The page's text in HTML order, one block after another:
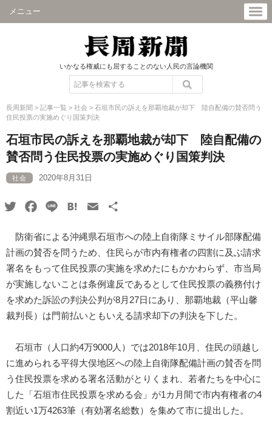
メニュー
いかなる権威にも屈することのない人民の言論機関
長周新聞 > 記事一覧 > 社会 > 石垣市民の訴えを那覇地裁が却下 陸自配備の賛否問う
住民投票の実施めぐり国策判決
石垣市民の訴えを那覇地裁が却下 陸自配備の
賛否問う住民投票の実施めぐり国策判決
社会 2020年8月31日
TwitterFacebook
Line HatenaEmail
防衛省による沖縄県石垣市への陸上自衛隊ミサイル部隊配備
計画の賛否を問うため、住民らが市内有権者の四割に及ぶ請求
署名をもって住民投票の実施を求めたにもかかわらず、市当局
が実施しないことは条例違反であるとして住民投票の義務付け
を求めた訴訟の判決公判が8月27日にあり、那覇地裁（平山馨
裁判長）は門前払いともいえる請求却下の判決を下した。
石垣市（人口約4万9000人）では2018年10月、住民の頭越し
に進められる平得大俣地区への陸上自衛隊配備計画の賛否を問
う住民投票を求める署名活動がとりくまれ、若者たちを中心に
した「石垣市住民投票を求める会」が1カ月間で市内有権者の4
割近い1万4263筆（有効署名総数）を集めて市に提出した。